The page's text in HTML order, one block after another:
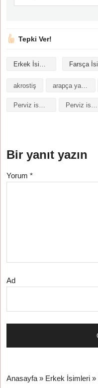
Tepki Ver!
Erkek İsimleri
akrostiş arapça yazılışı
Perviz isminin baş harfleriyle şiir Perviz isminin kökeni
Bir yanıt yazın
Yorum*
Ad
Anasayfa » Erkek İsimleri »